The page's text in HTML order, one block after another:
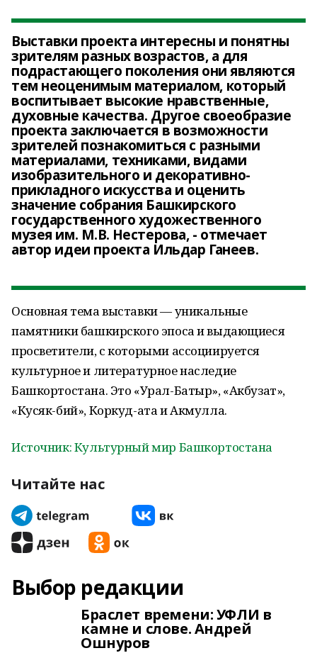
Выставки проекта интересны и понятны
зрителям разных возрастов, а для
подрастающего поколения они являются
тем неоценимым материалом, который
воспитывает высокие нравственные,
духовные качества. Другое своеобразие
проекта заключается в возможности
зрителей познакомиться с разными
материалами, техниками, видами
изобразительного и декоративно-
прикладного искусства и оценить
значение собрания Башкирского
государственного художественного
музея им. М.В. Нестерова, - отмечает
автор идеи проекта Ильдар Ганеев.
Основная тема выставки — уникальные
памятники башкирского эпоса и выдающиеся
просветители, с которыми ассоциируется
культурное и литературное наследие
Башкортостана. Это «Урал-Батыр», «Акбузат»,
«Кусяк-бий», Коркуд-ата и Акмулла.
Источник: Культурный мир Башкортостана
Читайте нас
Выбор редакции
Браслет времени: УФЛИ в
камне и слове. Андрей
Ошнуров